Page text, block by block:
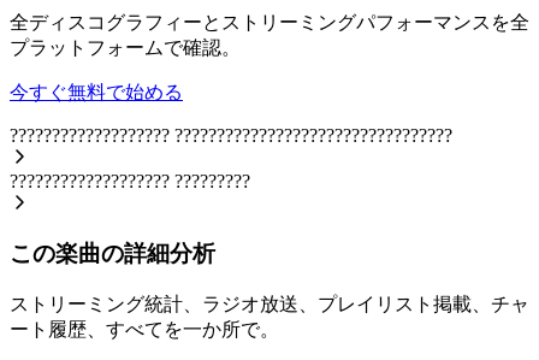
全ディスコグラフィーとストリーミングパフォーマンスを全
プラットフォームで確認。
今すぐ無料で始める
??????????????????? ?????????????????????????????????
??????????????????? ?????????
この楽曲の詳細分析
ストリーミング統計、ラジオ放送、プレイリスト掲載、チャ
ート履歴、すべてを一か所で。